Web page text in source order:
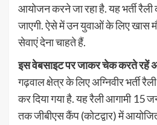
आयोजन करने जा रहा है. यह भर्ती रैली
जाएगी. ऐसे में उन युवाओं के लिए खास
सेवाएं देना चाहते हैं.
इस वेबसाइट पर जाकर चेक करते रहें
गढ़वाल क्षेत्र के लिए अग्निवीर भर्ती
कर दिया गया है. यह रैली आगामी 15
तक जीबीएस कैंप (कोटद्वार) में